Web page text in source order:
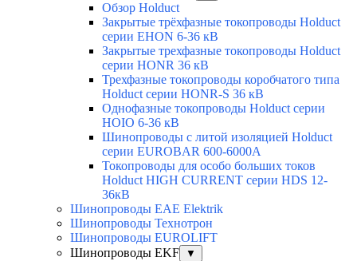
Обзор Holduct
Закрытые трёхфазные токопроводы Holduct
серии EHON 6-36 кВ
Закрытые трехфазные токопроводы Holduct
серии HONR 36 кВ
Трехфазные токопроводы коробчатого типа
Holduct серии HONR-S 36 кВ
Однофазные токопроводы Holduct серии
HOIO 6-36 кВ
Шинопроводы с литой изоляцией Holduct
серии EUROBAR 600-6000А
Токопроводы для особо больших токов
Holduct HIGH CURRENT серии HDS 12-
36кВ
Шинопроводы EAE Elektrik
Шинопроводы Технотрон
Шинопроводы EUROLIFT
Шинопроводы EKF
▼